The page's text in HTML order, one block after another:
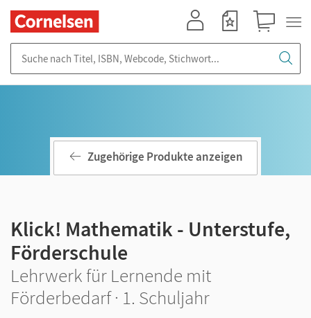
Zugehörige Produkte anzeigen
Klick! Mathematik - Unterstufe,
Förderschule
Lehrwerk für Lernende mit
Förderbedarf · 1. Schuljahr